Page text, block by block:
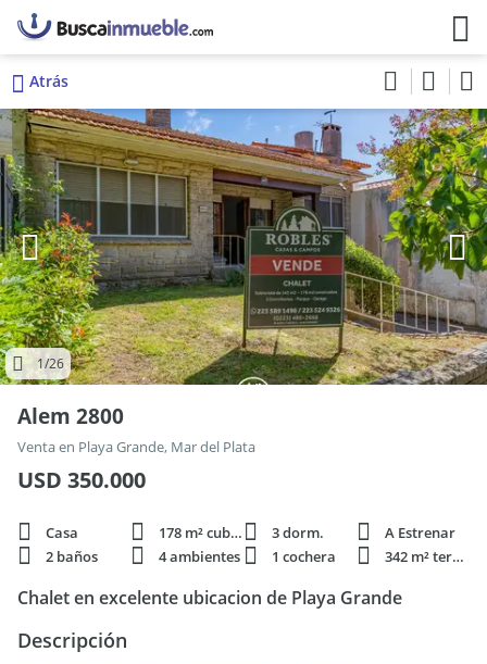
Atrás
1/26
Alem 2800
Venta en Playa Grande, Mar del Plata
USD 350.000
Casa 178 m² cubie. 3 dorm.
A Estrenar
2 baños
4 ambientes 1 cochera 342 m² terren.
Chalet en excelente ubicacion de Playa Grande
Descripción